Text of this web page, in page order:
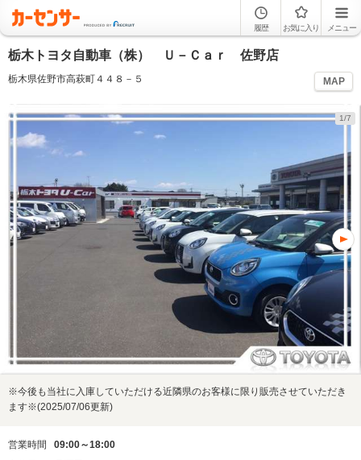
履歴 お気に入り メニュー
栃木トヨタ自動車（株） Ｕ－Ｃａｒ 佐野店
栃木県佐野市高萩町４４８－５ MAP
1/7
※今後も当社に入庫していただける近隣県のお客様に限り販売させていただき
ます※(2025/07/06更新)
営業時間
09:00～18:00